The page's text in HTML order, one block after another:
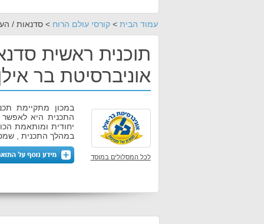
עמוד הבית >קורסי עולם הרוח> סדנאות /
תוכנית ראשית
אוניברסיטת בר
לכל המסלולים במוסד
במכון מתקיימת
התכנית היא לאפשר
יחודית ומותאמת
במהלך התכנית , שמסגרתה 41